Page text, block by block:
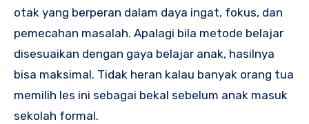
otak yang berperan dalam daya ingat, fokus, dan
pemecahan masalah. Apalagi bila metode belajar
disesuaikan dengan gaya belajar anak, hasilnya
bisa maksimal. Tidak heran kalau banyak orang tua
memilih les ini sebagai bekal sebelum anak masuk
sekolah formal.